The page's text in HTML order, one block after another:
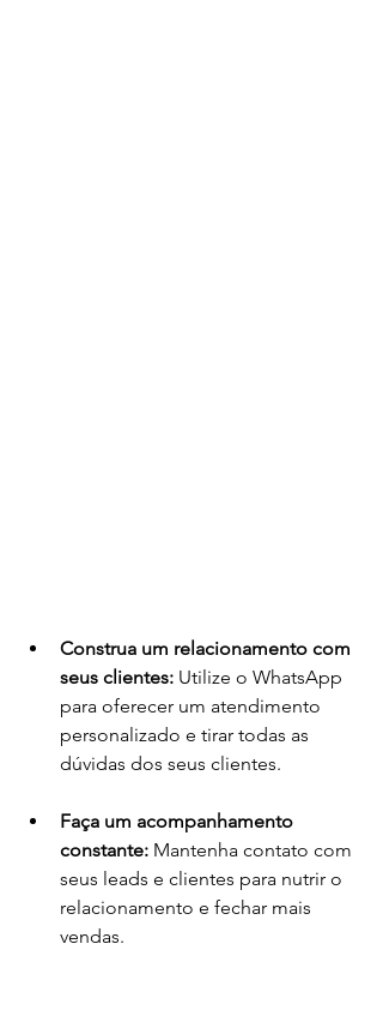
Construa um relacionamento com
seus clientes: Utilize o WhatsApp
para oferecer um atendimento
personalizado e tirar todas as
dúvidas dos seus clientes.
Faça um acompanhamento
constante: Mantenha contato com
seus leads e clientes para nutrir o
relacionamento e fechar mais
vendas.